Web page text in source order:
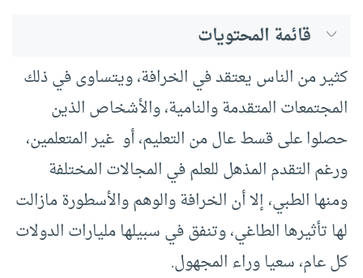
قائمة المحتويات
كثير من الناس يعتقد في الخرافة، ويتساوى في ذلك
المجتمعات المتقدمة والنامية، والأشخاص الذين
حصلوا على قسط عال من التعليم، أو غير المتعلمين،
ورغم التقدم المذهل للعلم في المجالات المختلفة
ومنها الطبي، إلا أن الخرافة والوهم والأسطورة مازالت
لها تأثيرها الطاغي، وتنفق في سبيلها مليارات الدولات
كل عام، سعيا وراء المجهول.